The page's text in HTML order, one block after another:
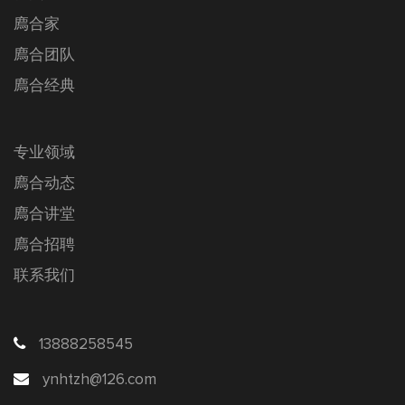
廌合家
廌合团队
廌合经典
专业领域
廌合动态
廌合讲堂
廌合招聘
联系我们
13888258545
ynhtzh@126.com